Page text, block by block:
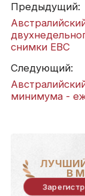
Предыдущий:
снимки EBC
Следующий:
минимума -
В